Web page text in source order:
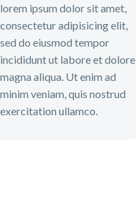
lorem ipsum dolor sit amet,
consectetur adipisicing elit,
sed do eiusmod tempor
incididunt ut labore et dolore
magna aliqua. Ut enim ad
minim veniam, quis nostrud
exercitation ullamco.